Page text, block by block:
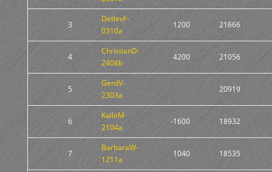
3
DetlevF-
0310a
1200 21666
4
ChristianD-
2408b
4200 21056
5
GerdV-
2303a
20919
6
KalleM-
2104a
-1600 18932
7
BarbaraW-
1211a
1040 18535